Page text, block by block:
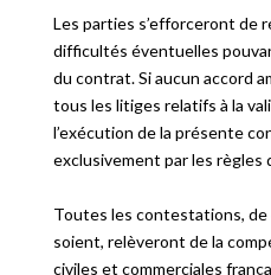
Les parties s’efforceront de
difficultés éventuelles
du contrat. Si aucun accord
tous les litiges relatifs à la
l’exécution de la présente
exclusivement par les règles
Toutes les contestations, de
soient, relèveront de la
civiles et commerciales